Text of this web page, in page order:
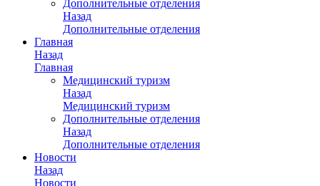
Дополнительные отделения
Назад
Дополнительные отделения
Главная
Назад
Главная
Медицинский туризм
Назад
Медицинский туризм
Дополнительные отделения
Назад
Дополнительные отделения
Новости
Назад
Новости